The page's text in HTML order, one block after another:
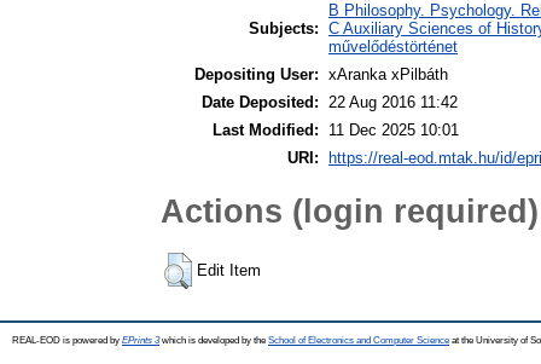
Subjects:
B Philosophy. Psychology.
C Auxiliary Sciences of
művelődéstörténet
Depositing User: xAranka xPilbáth
Date Deposited: 22 Aug 2016 11:42
Last Modified:
11 Dec 2025 10:01
URI:
https://real-eod.mtak.hu/id/
Actions (login required)
Edit Item
REAL-EOD is powered by EPrints 3which is developed by the School of Electronics and Computer Science at the University of